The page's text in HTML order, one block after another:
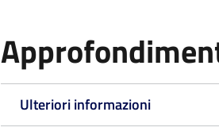
Ulteriori informazioni